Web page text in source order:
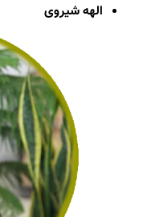
الهه شیروی